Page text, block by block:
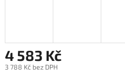
4 583 Kč
3 788 Kč bez DPH